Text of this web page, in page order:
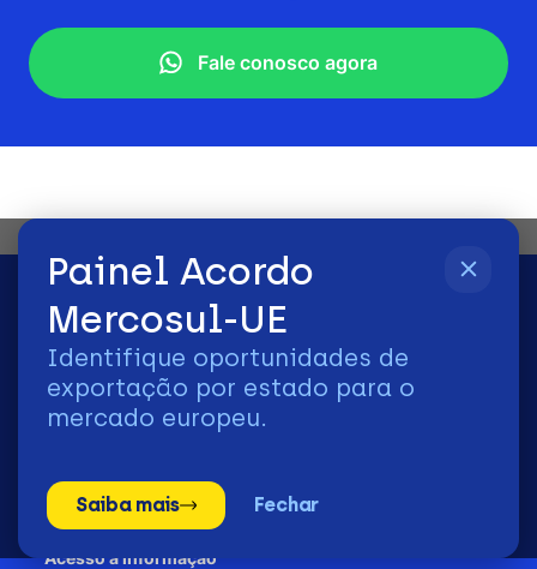
Fale conosco agora
Painel Acordo
Mercosul-UE
Identifique oportunidades de
exportação por estado para o
mercado europeu.
Saiba mais Fechar
2026 | © Todos os Direitos Reservados - ApexBrasil
Patrocínio
Acesso à informação